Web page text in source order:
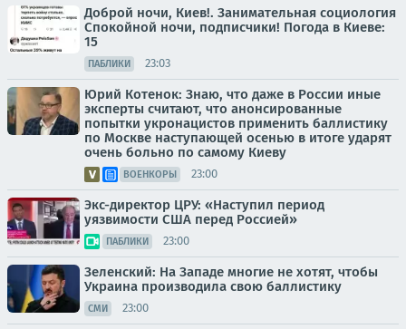
Доброй ночи, Киев!. Занимательная социология
Спокойной ночи, подписчики! Погода в Киеве:
15
ПАБЛИКИ 23:03
Юрий Котенок: Знаю, что даже в России иные
эксперты считают, что анонсированные
попытки укронацистов применить баллистику
по Москве наступающей осенью в итоге ударят
очень больно по самому Киеву
ВОЕНКОРЫ 23:00
Экс-директор ЦРУ: «Наступил период
уязвимости США перед Россией»
ПАБЛИКИ 23:00
Зеленский: На Западе многие не хотят, чтобы
Украина производила свою баллистику
СМИ 23:00